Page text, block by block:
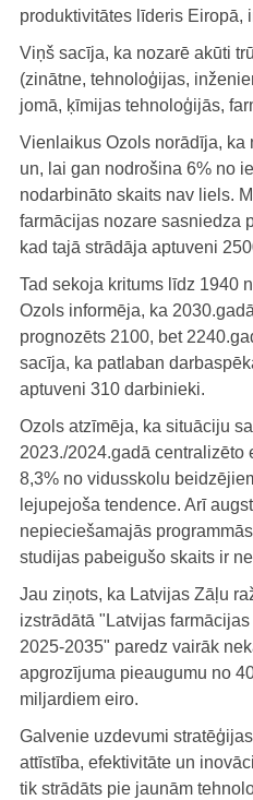
produktivitātes līderis Eiropā,
Viņš sacīja, ka nozarē akūti
(zinātne, tehnoloģijas,
jomā, ķīmijas tehnoloģijās,
Vienlaikus Ozols norādīja, ka
un, lai gan nodrošina 6% no
nodarbināto skaits nav liels.
farmācijas nozare sasniedza
kad tajā strādāja aptuveni
Tad sekoja kritums līdz 1940
Ozols informēja, ka
prognozēts 2100, bet
sacīja, ka patlaban
aptuveni 310 darbinieki.
Ozols atzīmēja, ka situāciju
2023./2024.gadā centralizēto
8,3% no vidusskolu
lejupejoša tendence. Arī
nepieciešamajās
studijas pabeigušo skaits ir
Jau ziņots, ka Latvijas Zāļu
izstrādātā "Latvijas
2025-2035" paredz vairāk
apgrozījuma pieaugumu no
miljardiem eiro.
Galvenie uzdevumi
attīstība, efektivitāte un
tik strādāts pie jaunām